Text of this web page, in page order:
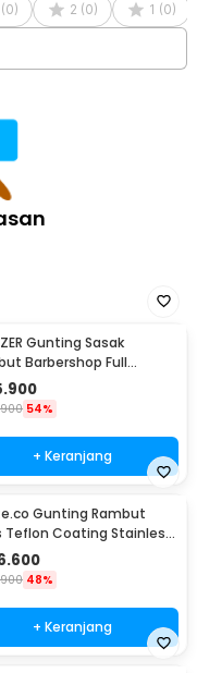
(0) 2 (0) 1 (0)
Gunting Sasak
Barbershop Full
Steel - BHT002
54%
+ Keranjang
Gunting Rambut
Teflon Coating Stainless
- CL-60
48%
+ Keranjang